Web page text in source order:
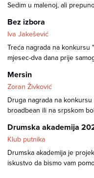
Sedim u malenoj, ali
Bez izbora
Iva Jakešević
Treća nagrada na
mjesec-dva dana prije
Mersin
Zoran Živković
Druga nagrada na
broadbean ili na srpskom
Drumska akademija
Klub putnika
Drumska akademija je
iskustvo da bismo vam